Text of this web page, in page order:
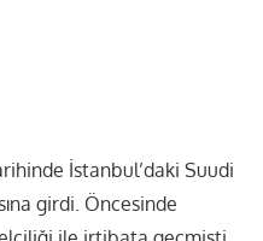
İstanbul’daki Suudi
girdi. Öncesinde